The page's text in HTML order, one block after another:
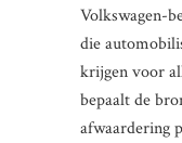
Volkswagen-
die
krijgen voor
bepaalt de
afwaardering